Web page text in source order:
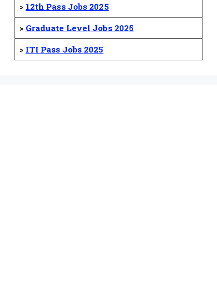
> 12th Pass Jobs 2025
> Graduate Level Jobs 2025
> ITI Pass Jobs 2025